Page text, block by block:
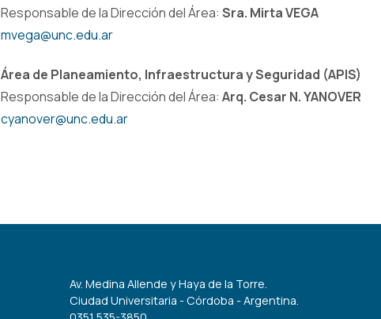
Responsable de la Dirección del Área: Sra. Mirta VEGA
mvega@unc.edu.ar
Área de Planeamiento, Infraestructura y Seguridad (APIS)
Responsable de la Dirección del Área: Arq. Cesar N. YANOVER
cyanover@unc.edu.ar
Av. Medina Allende y Haya de la Torre.
Ciudad Universitaria - Córdoba - Argentina.